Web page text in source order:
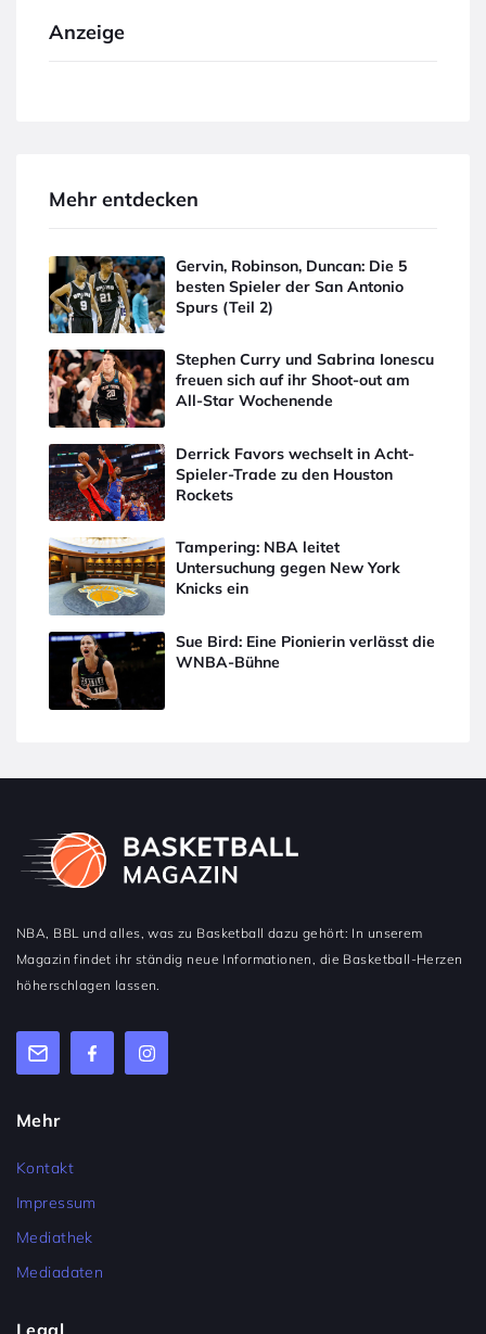
Anzeige
Mehr entdecken
Gervin, Robinson, Duncan: Die 5
besten Spieler der San Antonio
Spurs (Teil 2)
Stephen Curry und Sabrina Ionescu
freuen sich auf ihr Shoot-out am
All-Star Wochenende
Derrick Favors wechselt in Acht-
Spieler-Trade zu den Houston
Rockets
Tampering: NBA leitet
Untersuchung gegen New York
Knicks ein
Sue Bird: Eine Pionierin verlässt die
WNBA-Bühne
NBA, BBL und alles, was zu Basketball dazu gehört: In unserem
Magazin findet ihr ständig neue Informationen, die Basketball-Herzen
höherschlagen lassen.
Mehr
Kontakt
Impressum
Mediathek
Mediadaten
Legal